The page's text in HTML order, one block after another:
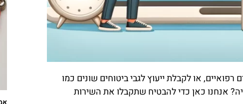
או לקבלת ייעוץ לגבי ביטוחים שונים כמו
אנחנו כאן כדי להבטיח שתקבלו את השירות